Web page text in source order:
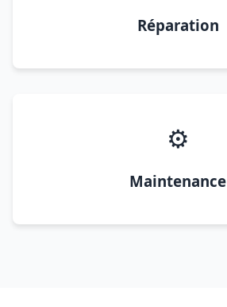
Réparation
⚙️
Maintenance